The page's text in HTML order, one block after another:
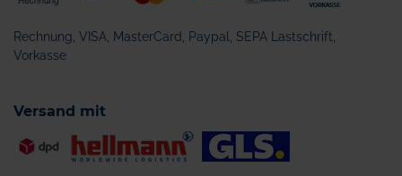
Rechnung, VISA, MasterCard, Paypal, SEPA Lastschrift,
Vorkasse
Versand mit